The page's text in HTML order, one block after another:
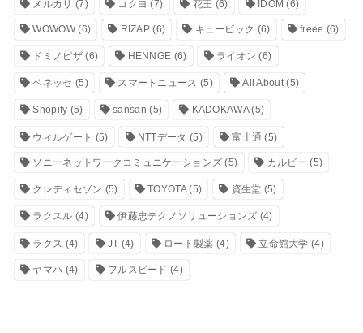
メルカリ (7) コクヨ (7) 花王 (6) IDOM (6)
WOWOW(6) RIZAP (6) キュービック (6) freee (6)
ドミノピザ(6) HENNGE (6) ライオン (6)
ベネッセ (5) スマートニュース (5) All About(5)
Shopify (5) sansan (5) KADOKAWA(5)
ウィルゲート (5) NTTデータ (5) 富士通 (5)
ソニーネットワークコミュニケーションズ (5) カルビー (5)
クレディセゾン (5) TOYOTA(5) 資生堂 (5)
ラクスル (4) 伊藤忠テクノソリューションズ (4)
ラクス (4) JT (4) ロート製薬 (4) 立命館大学 (4)
ヤマハ (4) フルスピード (4)